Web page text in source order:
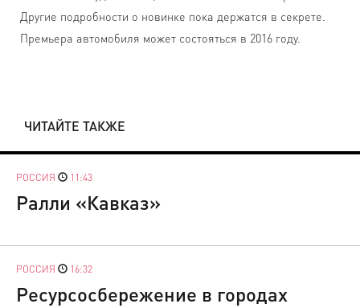
Другие подробности о новинке пока держатся в секрете.
Премьера автомобиля может состояться в 2016 году.
ЧИТАЙТЕ ТАКЖЕ
РОССИЯ 11:43
Ралли «Кавказ»
РОССИЯ 16:32
Ресурсосбережение в городах